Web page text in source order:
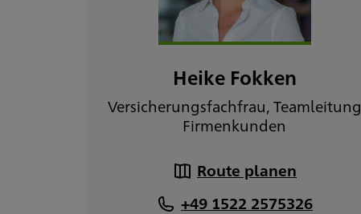
Heike Fokken
Versicherungsfachfrau, Teamleitung
Firmenkunden
Route planen
+49 1522 2575326